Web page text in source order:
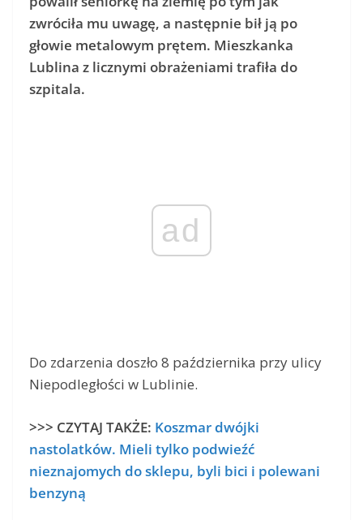
zwróciła mu uwagę, a następnie bił ją po
głowie metalowym prętem. Mieszkanka
Lublina z licznymi obrażeniami trafiła do
szpitala.
ad
Do zdarzenia doszło 8 października przy ulicy
Niepodległości w Lublinie.
>>> CZYTAJ TAKŻE: Koszmar dwójki
nastolatków. Mieli tylko podwieźć
nieznajomych do sklepu, byli bici i polewani
benzyną